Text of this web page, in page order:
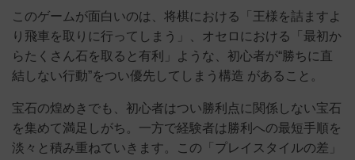
このゲームが面白いのは、将棋における「王様を詰ますよ
り飛車を取りに行ってしまう」、オセロにおける「最初か
らたくさん石を取ると有利」ような、初心者が“勝ちに直
結しない行動”をつい優先してしまう構造 があること。
宝石の煌めきでも、初心者はつい勝利点に関係しない宝石
を集めて満足しがち。一方で経験者は勝利への最短手順を
淡々と積み重ねていきます。この「プレイスタイルの差」